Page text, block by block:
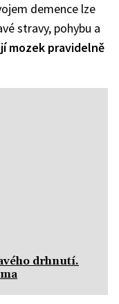
demence lze
stravy, pohybu a
mozek pravidelně
drhnutí.